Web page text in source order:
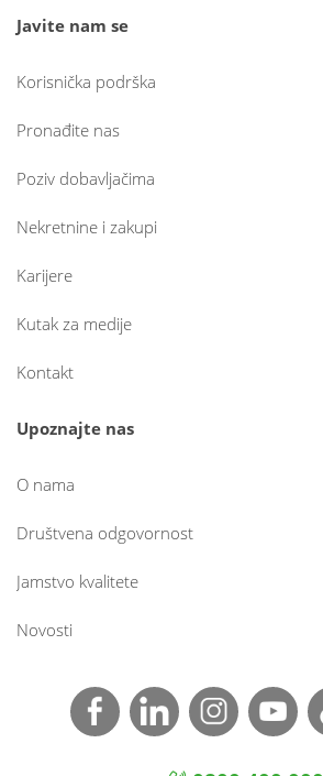
Javite nam se
Korisnička podrška
Pronađite nas
Poziv dobavljačima
Nekretnine i zakupi
Karijere
Kutak za medije
Kontakt
Upoznajte nas
O nama
Društvena odgovornost
Jamstvo kvalitete
Novosti